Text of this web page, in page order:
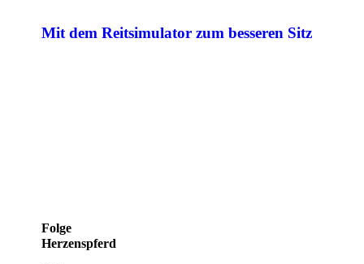
Mit dem Reitsimulator zum besseren Sitz
Folge
Herzenspferd